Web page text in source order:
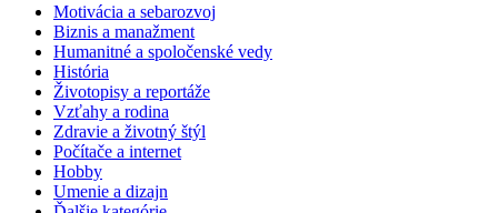
Motivácia a sebarozvoj
Biznis a manažment
Humanitné a spoločenské vedy
História
Životopisy a reportáže
Vzťahy a rodina
Zdravie a životný štýl
Počítače a internet
Hobby
Umenie a dizajn